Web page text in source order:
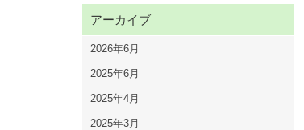
アーカイブ
2026年6月
2025年6月
2025年4月
2025年3月